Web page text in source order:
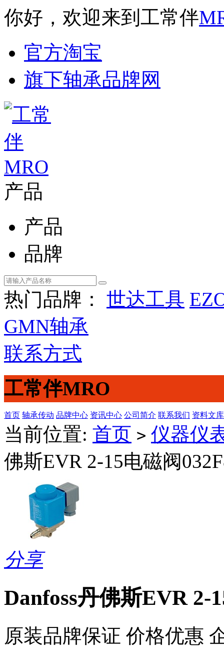
你好，欢迎来到工常伴
官方淘宝
旗下轴承品牌网
产品
产品
品牌
热门品牌： 世达工具
GMN轴承
联系方式
工常伴MRO
首页 轴承传动 品牌中心 资讯中心 公司简介 联系我们 资料文库
当前位置: 首页 > 仪器仪
佛斯EVR 2-15电磁阀
分享
Danfoss丹佛斯EVR 2-
原装品牌保证 价格优惠